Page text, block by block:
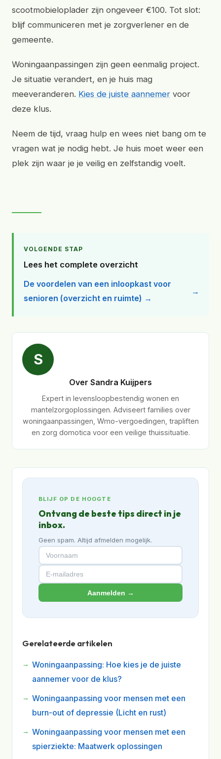
scootmobieloplader zijn ongeveer €100. Tot slot:
blijf communiceren met je zorgverlener en de
gemeente.
Woningaanpassingen zijn geen eenmalig project.
Je situatie verandert, en je huis mag
meeveranderen. Kies de juiste aannemer voor
deze klus.
Neem de tijd, vraag hulp en wees niet bang om te
vragen wat je nodig hebt. Je huis moet weer een
plek zijn waar je je veilig en zelfstandig voelt.
VOLGENDE STAP
Lees het complete overzicht
De voordelen van een inloopkast voor
senioren (overzicht en ruimte) →
S
Over Sandra Kuijpers
Expert in levensloopbestendig wonen en
mantelzorgoplossingen. Adviseert families over
woningaanpassingen, Wmo-vergoedingen, trapliften
en zorg domotica voor een veilige thuissituatie.
BLIJF OP DE HOOGTE
Ontvang de beste tips direct in je
inbox.
Geen spam. Altijd afmelden mogelijk.
Aanmelden →
Gerelateerde artikelen
Woningaanpassing: Hoe kies je de juiste
aannemer voor de klus?
Woningaanpassing voor mensen met een
burn-out of depressie (Licht en rust)
Woningaanpassing voor mensen met een
spierziekte: Maatwerk oplossingen